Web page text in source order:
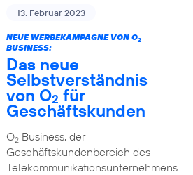
13. Februar 2023
NEUE WERBEKAMPAGNE VON O2
BUSINESS:
Das neue
Selbstverständnis
von O2 für
Geschäftskunden
O2Business, der
Geschäftskundenbereich des
Telekommunikationsunternehmens